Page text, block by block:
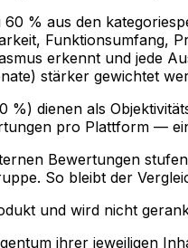
% aus den
Funktionsumfang,
erkennt und jede
stärker gewichtet
%) dienen als
pro Plattform —
Bewertungen
So bleibt der
und wird nicht
ihrer jeweiligen